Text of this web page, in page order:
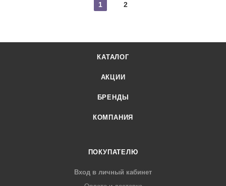
1 2
КАТАЛОГ
АКЦИИ
БРЕНДЫ
КОМПАНИЯ
ПОКУПАТЕЛЮ
Вход в личный кабинет